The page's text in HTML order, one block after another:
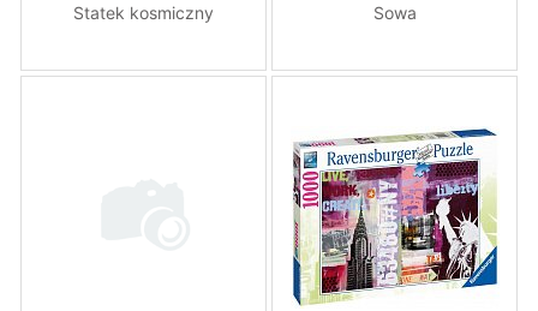
Statek kosmiczny Sowa